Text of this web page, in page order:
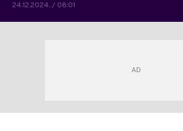
24.12.2024. / 08:01